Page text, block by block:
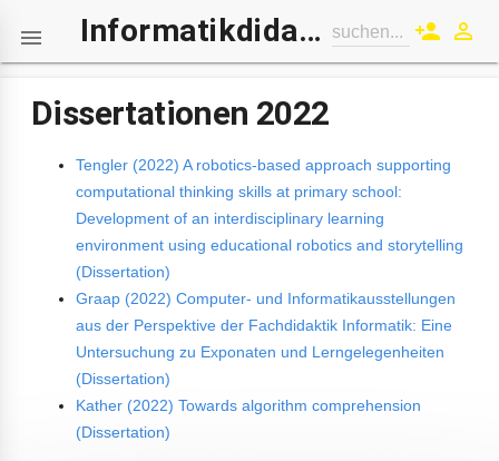
 Informatikdidaktik-Wiki suchen... person_add perm_identity
Dissertationen 2022
Tengler (2022) A robotics-based approach supporting
computational thinking skills at primary school:
Development of an interdisciplinary learning
environment using educational robotics and storytelling
(Dissertation)
Graap (2022) Computer- und Informatikausstellungen
aus der Perspektive der Fachdidaktik Informatik: Eine
Untersuchung zu Exponaten und Lerngelegenheiten
(Dissertation)
Kather (2022) Towards algorithm comprehension
(Dissertation)